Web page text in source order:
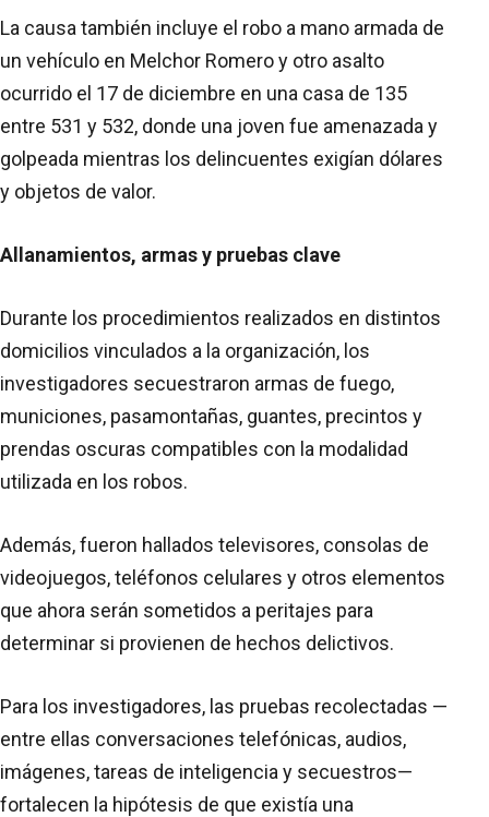
La causa también incluye el robo a mano armada de
un vehículo en Melchor Romero y otro asalto
ocurrido el 17 de diciembre en una casa de 135
entre 531 y 532, donde una joven fue amenazada y
golpeada mientras los delincuentes exigían dólares
y objetos de valor.
Allanamientos, armas y pruebas clave
Durante los procedimientos realizados en distintos
domicilios vinculados a la organización, los
investigadores secuestraron armas de fuego,
municiones, pasamontañas, guantes, precintos y
prendas oscuras compatibles con la modalidad
utilizada en los robos.
Además, fueron hallados televisores, consolas de
videojuegos, teléfonos celulares y otros elementos
que ahora serán sometidos a peritajes para
determinar si provienen de hechos delictivos.
Para los investigadores, las pruebas recolectadas —
entre ellas conversaciones telefónicas, audios,
imágenes, tareas de inteligencia y secuestros—
fortalecen la hipótesis de que existía una